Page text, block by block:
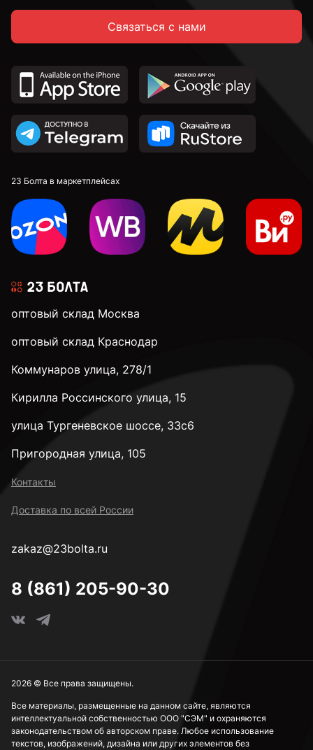
Связаться с нами
23 Болта в маркетплейсах
оптовый склад Москва
оптовый склад Краснодар
Коммунаров улица, 278/1
Кирилла Россинского улица, 15
улица Тургеневское шоссе, 33с6
Пригородная улица, 105
Контакты
Доставка по всей России
zakaz@23bolta.ru
8 (861) 205-90-30
Все материалы, размещенные на данном сайте, являются
интеллектуальной собственностью ООО "СЭМ" и охраняются
законодательством об авторском праве. Любое использование
текстов, изображений, дизайна или других элементов без
2026 © Все права защищены.